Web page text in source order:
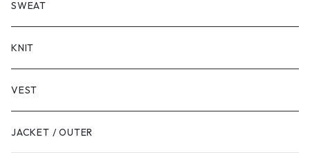
LONG SLEEVE
SHORT SLEEVE
LONG SLEEVE
SWEAT
KNIT
VEST
JACKET / OUTER